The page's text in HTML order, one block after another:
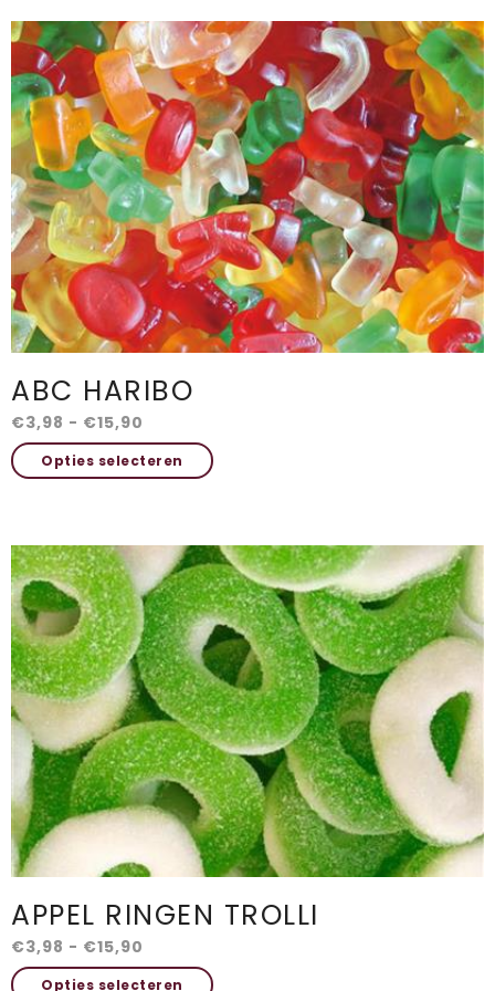
variaties.
Deze
optie
kan
gekozen
worden
op
de
productpagina
ABC HARIBO
€3,98 - €15,90
€3,98
tot
Opties selecteren
Dit
product
variaties.
Deze
optie
kan
gekozen
worden
op
de
productpagina
APPEL RINGEN TROLLI
€3,98 - €15,90
€3,98
Opties selecteren
Dit